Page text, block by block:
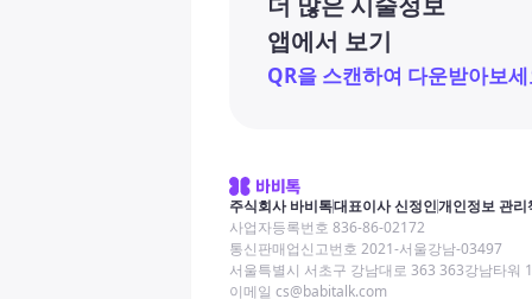
앱에서 보기
QR을 스캔하여 다운받아보세
주식회사 바비톡대표이사 신정인개인정보 관리
사업자등록번호 836-86-02172
통신판매업신고번호 2021-서울강남-03497
서울특별시 서초구 강남대로 363 363강남타워
이메일 cs@babitalk.com